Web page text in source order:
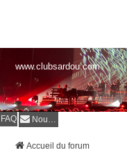
www.clubsardou.com
FAQ Nous contacter
Accueil du forum